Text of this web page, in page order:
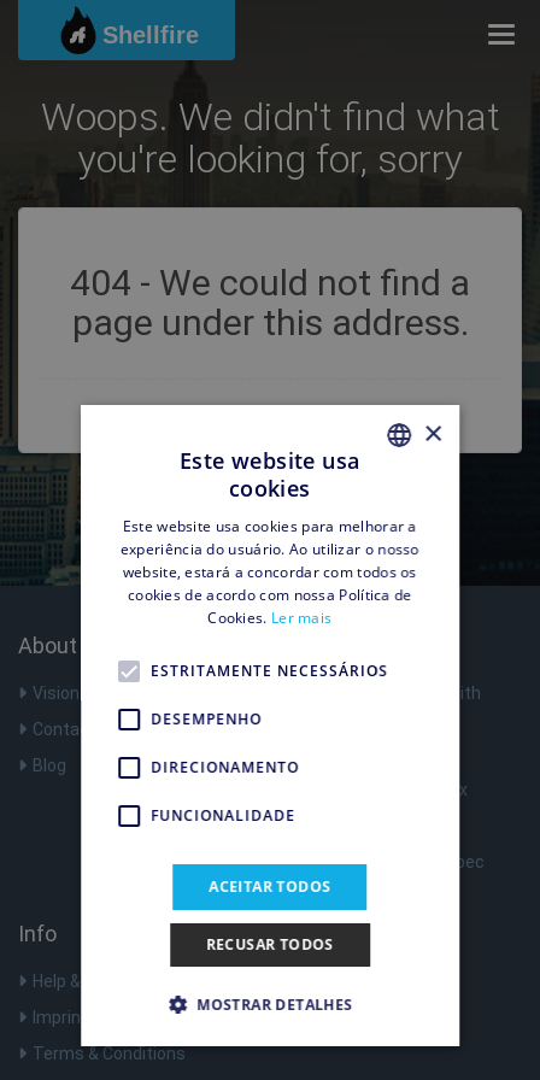
Shellfire
Woops. We didn't find what
you're looking for, sorry
404 - We could not find a
page under this address.
About Us
Vision
Contact
Blog
Surf anonymously with
Register Shellfire Box
Shellfire Box Tech Spec
Info
Help & Support
Imprint
Terms & Conditions
×
Este website usa
cookies
Este website usa cookies para melhorar a
experiência do usuário. Ao utilizar o nosso
website, estará a concordar com todos os
cookies de acordo com nossa Política de
Cookies. Ler mais
ESTRITAMENTE NECESSÁRIOS
DESEMPENHO
DIRECIONAMENTO
FUNCIONALIDADE
ACEITAR TODOS
RECUSAR TODOS
MOSTRAR DETALHES